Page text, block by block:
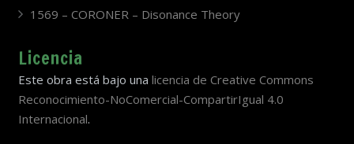
1569 – CORONER – Disonance Theory
Licencia
Este obra está bajo una licencia de Creative Commons
Reconocimiento-NoComercial-CompartirIgual 4.0
Internacional.